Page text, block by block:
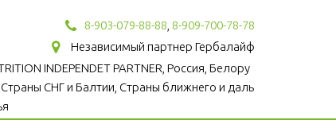
8-903-079-88-88 8-909-700-78-78
Независимый партнер Гербалайф
INDEPENDET PARTNER, Россия, Белору
Страны СНГ и Балтии, Страны ближнего и даль